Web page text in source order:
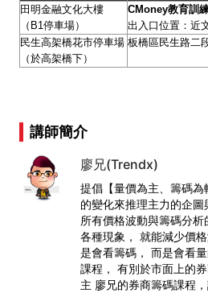
田明金融文化大樓
（B1停車場）
CMoney教育訓
出入口位置：近
民生高架橋花市停車場
（於高架橋下）
板橋區民生路二
講師簡介
廖兄(Trendx)
提倡【量價為主、籌碼
的變化來推理主力的企
所有價格波動與籌碼分
各種現象， 就能減少價
是會看籌碼， 而是會看
課程， 有別於市面上的
主 廖兄的券商籌碼課程